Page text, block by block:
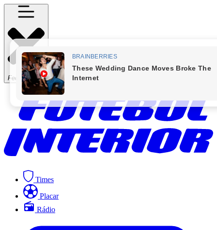
Fechar Menu
Times
Placar
Rádio